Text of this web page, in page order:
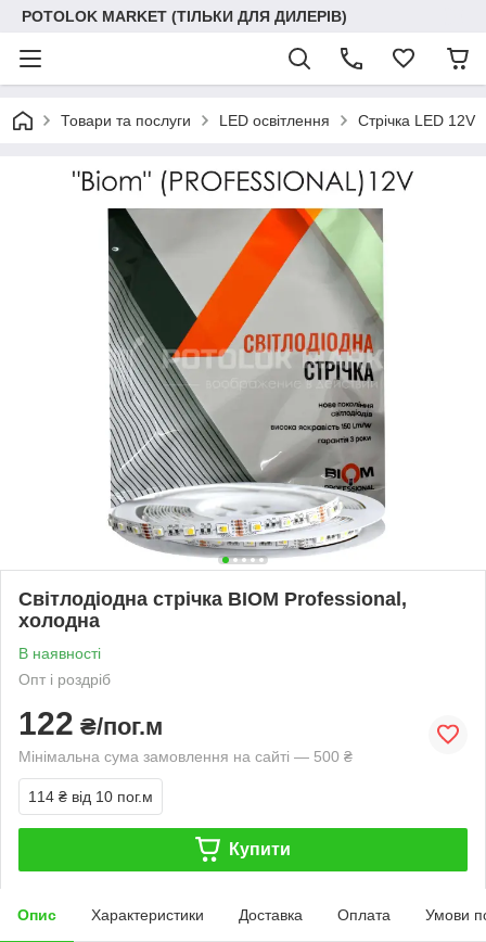
POTOLOK MARKET (ТІЛЬКИ ДЛЯ ДИЛЕРІВ)
Товари та послуги LED освітлення Стрічка LED 12V
Світлодіодна стрічка BIOM Professional,
холодна
В наявності
Опт і роздріб
122 ₴/пог.м
Мінімальна сума замовлення на сайті — 500 ₴
114 ₴ від 10 пог.м
Купити
Опис Характеристики Доставка Оплата Умови